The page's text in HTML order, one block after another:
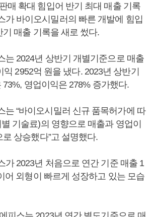
매 확대 힘입어 반기 최대 매출 기록
가 바이오시밀러의 빠른 개발에 힘입
매출 기록을 새로 썼다.
는 2024년 상반기 개별기준으로 매출
익 2952억 원을 냈다. 2023년 상반기
영업이익은 278% 증가했다.
는 “바이오시밀러 신규 품목허가에 따
기술료)의 영향으로 매출과 영업이
상승했다”고 설명했다.
가 2023년 처음으로 연간 기준 매출 1
어 외형이 빠르게 성장하고 있는 모습